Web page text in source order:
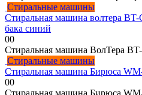
Стиральные машины
Стиральная машина волтера
бака синий
00
Стиральная машина ВолТера
Стиральные машины
Стиральная машина Бирюса
00
Стиральная машина Бирюса